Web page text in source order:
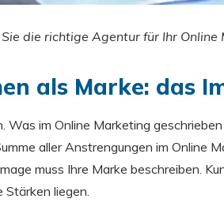
die richtige Agentur für Ihr
als Marke: das
Was im Online Marketing
aller Anstrengungen im Online
muss Ihre Marke beschreiben.
Stärken liegen.